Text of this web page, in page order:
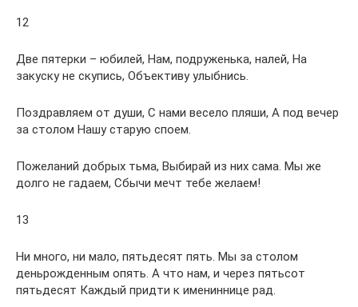
12
Две пятерки – юбилей, Нам, подруженька, налей, На
закуску не скупись, Объективу улыбнись.
Поздравляем от души, С нами весело пляши, А под вечер
за столом Нашу старую споем.
Пожеланий добрых тьма, Выбирай из них сама. Мы же
долго не гадаем, Сбычи мечт тебе желаем!
13
Ни много, ни мало, пятьдесят пять. Мы за столом
деньрожденным опять. А что нам, и через пятьсот
пятьдесят Каждый придти к имениннице рад.